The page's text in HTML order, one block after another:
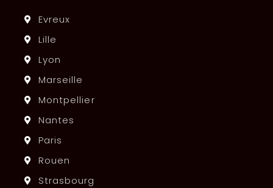
Evreux
Lille
Lyon
Marseille
Montpellier
Nantes
Paris
Rouen
Strasbourg